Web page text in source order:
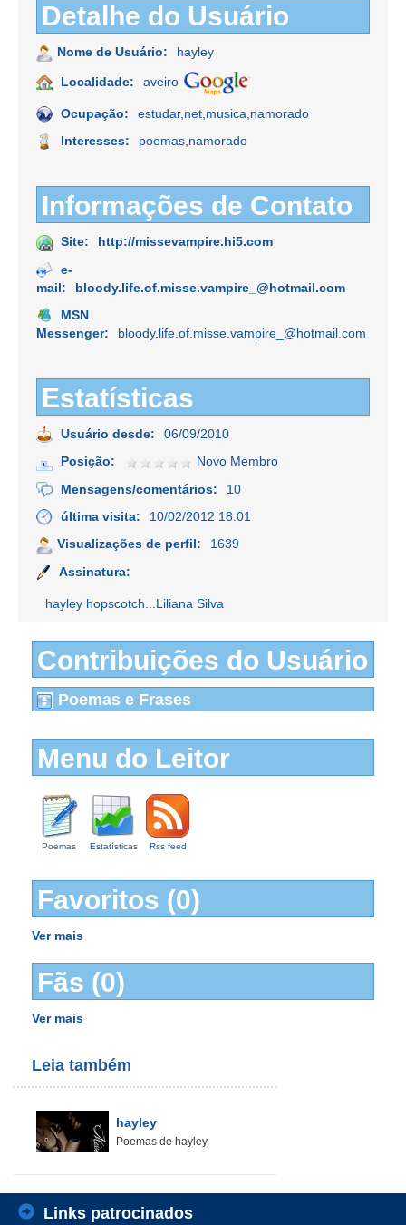
Detalhe do Usuário
Nome de Usuário: hayley
Localidade: aveiro
Ocupação:
estudar,net,musica,namorado
Interesses:
poemas,namorado
Informações de Contato
Site:
http://missevampire.hi5.com
e-
mail:
bloody.life.of.misse.vampire_@hotmail.com
MSN
Messenger:
bloody.life.of.misse.vampire_@hotmail.com
Estatísticas
Usuário desde:
06/09/2010
Posição:
Novo Membro
Mensagens/comentários:
10
última visita:
10/02/2012 18:01
Visualizações de perfil:
1639
Assinatura:
hayley hopscotch...Liliana Silva
Contribuições do Usuário
Poemas e Frases
Menu do Leitor
Poemas Estatísticas Rss feed
Favoritos (0)
Ver mais
Fãs (0)
Ver mais
Leia também
hayley
Poemas de hayley
Links patrocinados